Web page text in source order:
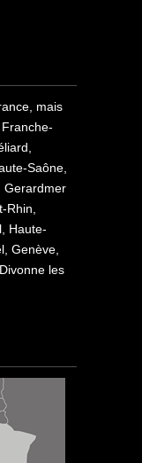
mais
Saône,
Gerardmer
Rhin,
Haute-
Genève,
les